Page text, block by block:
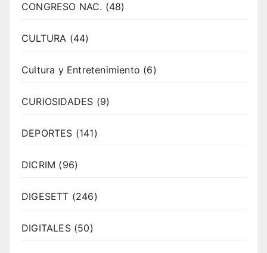
CONGRESO NAC. (48)
CULTURA (44)
Cultura y Entretenimiento (6)
CURIOSIDADES (9)
DEPORTES (141)
DICRIM (96)
DIGESETT (246)
DIGITALES(50)